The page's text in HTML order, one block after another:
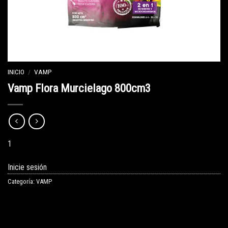
INICIO / VAMP
Vamp Flora Murcielago 800cm3
1
Inicie sesión
Categoría: VAMP